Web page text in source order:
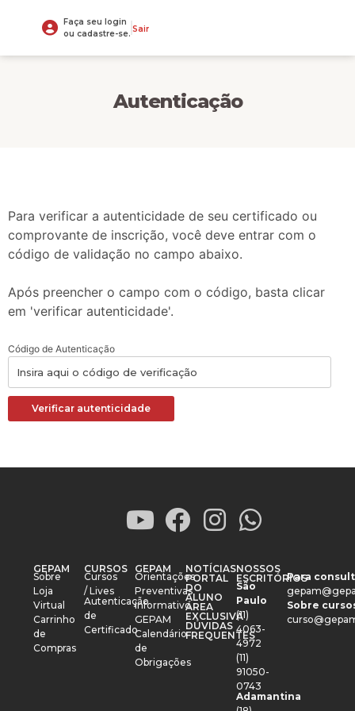
Faça seu login
ou cadastre-se. Sair
Autenticação
Para verificar a autenticidade de seu certificado ou
comprovante de inscrição, você deve entrar com o
código de validação no campo abaixo.
Após preencher o campo com o código, basta clicar
em 'verificar autenticidade'.
Código de Autenticação
Verificar autenticidade
GEPAM
Sobre
Loja
Virtual
Carrinho
de
Compras
CURSOS
Cursos
/ Lives
Autenticação
de
Certificado
GEPAM
Orientações
Preventivas
Informativo
GEPAM
Calendário
de
Obrigações
NOTÍCIAS
PORTAL
DO
ALUNO
ÁREA
EXCLUSIVA
DÚVIDAS
FREQUENTES
NOSSOS
ESCRITÓRIOS
São
Paulo
(11)
4063-
4972
(11)
91050-
0743
Adamantina
Para
Sobre